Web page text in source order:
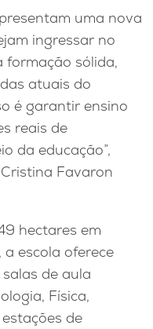
uma nova
ingressar no
formação sólida,
atuais do
é garantir ensino
reais de
da educação”,
Favaron
hectares em
escola oferece
de aula
Física,
de